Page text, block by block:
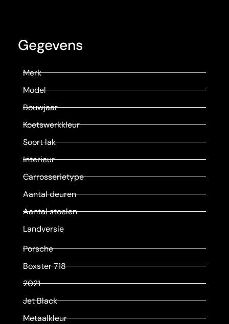
Gegevens
Merk
Model
Bouwjaar
Koetswerkkleur
Soort lak
Interieur
Carrosserietype
Aantal deuren
Aantal stoelen
Landversie
Porsche
Boxster 718
2021
Jet Black
Metaalkleur